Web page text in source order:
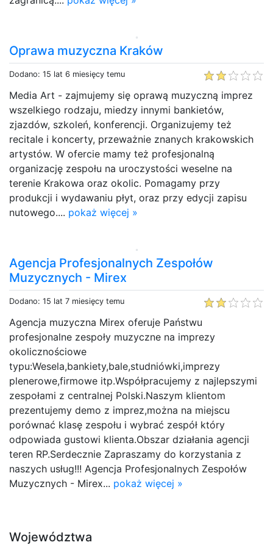
Oprawa muzyczna Kraków
Dodano: 15 lat 6 miesięcy temu
Media Art - zajmujemy się oprawą muzyczną imprez
wszelkiego rodzaju, miedzy innymi bankietów,
zjazdów, szkoleń, konferencji. Organizujemy też
recitale i koncerty, przeważnie znanych krakowskich
artystów. W ofercie mamy też profesjonalną
organizację zespołu na uroczystości weselne na
terenie Krakowa oraz okolic. Pomagamy przy
produkcji i wydawaniu płyt, oraz przy edycji zapisu
nutowego.... pokaż więcej »
Agencja Profesjonalnych Zespołów
Muzycznych - Mirex
Dodano: 15 lat 7 miesięcy temu
Agencja muzyczna Mirex oferuje Państwu
profesjonalne zespoły muzyczne na imprezy
okolicznościowe
typu:Wesela,bankiety,bale,studniówki,imprezy
plenerowe,firmowe itp.Współpracujemy z najlepszymi
zespołami z centralnej Polski.Naszym klientom
prezentujemy demo z imprez,można na miejscu
porównać klasę zespołu i wybrać zespół który
odpowiada gustowi klienta.Obszar działania agencji
teren RP.Serdecznie Zapraszamy do korzystania z
naszych usług!!! Agencja Profesjonalnych Zespołów
Muzycznych - Mirex... pokaż więcej »
Województwa